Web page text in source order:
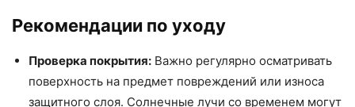
Рекомендации по уходу
Проверка покрытия: Важно регулярно осматривать
поверхность на предмет повреждений или износа
защитного слоя. Солнечные лучи со временем могут